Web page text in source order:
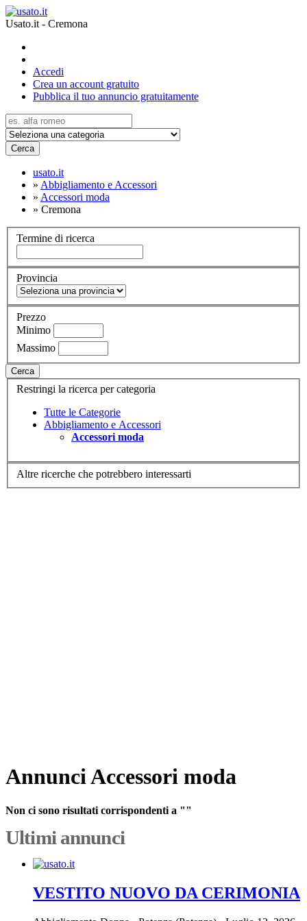
Usato.it - Cremona
Accedi
Crea un account gratuito
Pubblica il tuo annuncio gratuitamente
Cerca
usato.it
» Abbigliamento e Accessori
» Accessori moda
» Cremona
Termine di ricerca
Provincia
Prezzo
Minimo
Massimo
Cerca
Restringi la ricerca per categoria
Tutte le Categorie
Abbigliamento e Accessori
Accessori moda
Altre ricerche che potrebbero interessarti
Annunci Accessori moda
Non ci sono risultati corrispondenti a ""
Ultimi annunci
VESTITO NUOVO DA CERIMONIA